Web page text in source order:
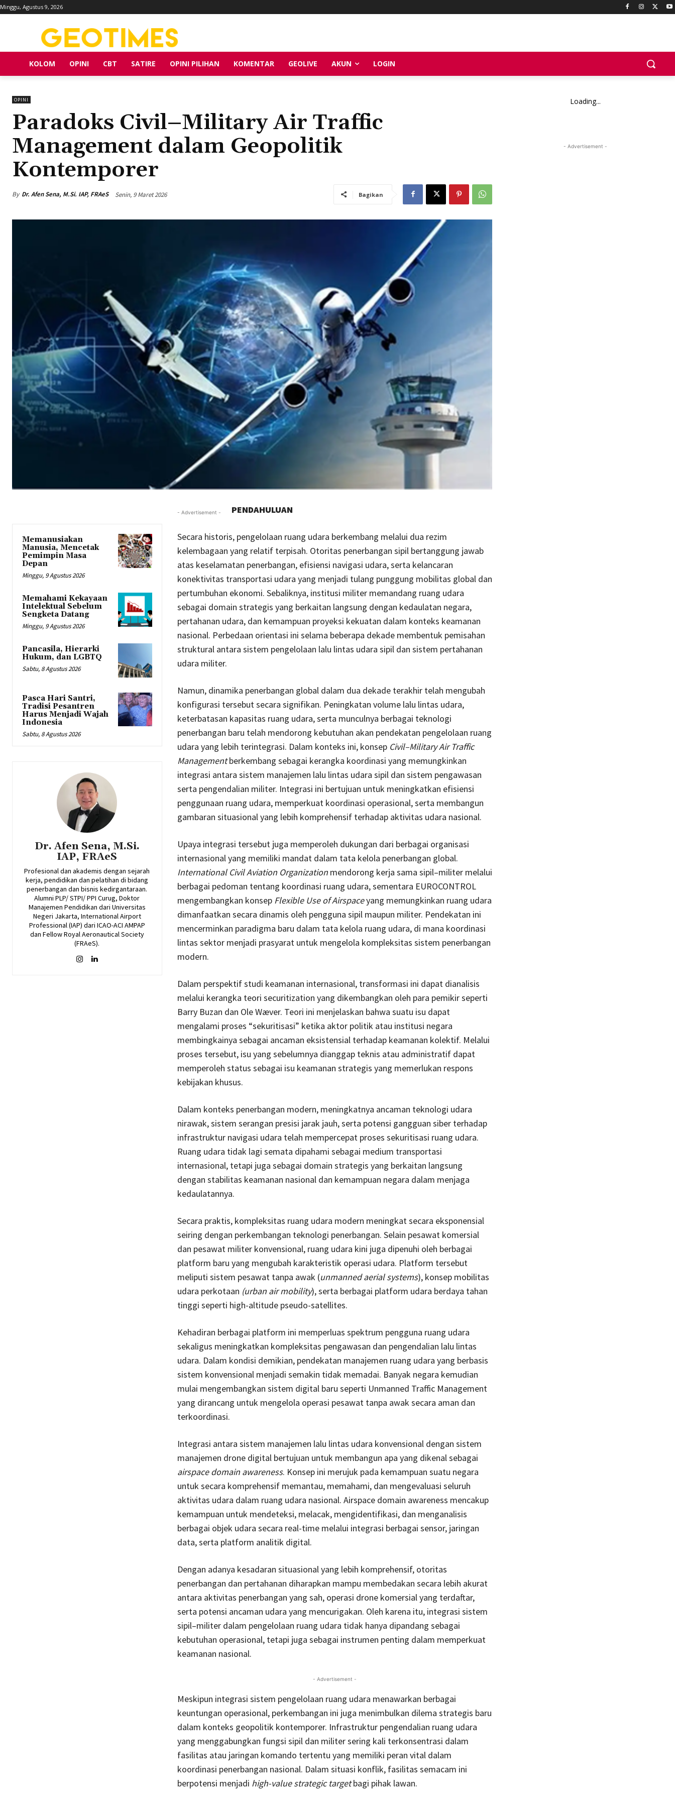
Minggu, Agustus 9, 2026
KOLOM OPINI CBT SATIRE OPINI PILIHAN KOMENTAR GEOLIVE AKUN LOGIN
OPINI
Paradoks Civil–Military Air Traffic
Management dalam Geopolitik
Kontemporer
By Dr. Afen Sena, M.Si. IAP, FRAeS Senin, 9 Maret 2026 Bagikan
Memanusiakan
Manusia, Mencetak
Pemimpin Masa
Depan
Minggu, 9 Agustus 2026
Memahami Kekayaan
Intelektual Sebelum
Sengketa Datang
Minggu, 9 Agustus 2026
Pancasila, Hierarki
Hukum, dan LGBTQ
Sabtu, 8 Agustus 2026
Pasca Hari Santri,
Tradisi Pesantren
Harus Menjadi Wajah
Indonesia
Sabtu, 8 Agustus 2026
Dr. Afen Sena, M.Si.
IAP, FRAeS
Profesional dan akademis dengan sejarah
kerja, pendidikan dan pelatihan di bidang
penerbangan dan bisnis kedirgantaraan.
Alumni PLP/ STPI/ PPI Curug, Doktor
Manajemen Pendidikan dari Universitas
Negeri Jakarta, International Airport
Professional (IAP) dari ICAO-ACI AMPAP
dan Fellow Royal Aeronautical Society
(FRAeS).
- Advertisement - PENDAHULUAN
Secara historis, pengelolaan ruang udara berkembang melalui dua rezim
kelembagaan yang relatif terpisah. Otoritas penerbangan sipil bertanggung jawab
atas keselamatan penerbangan, efisiensi navigasi udara, serta kelancaran
konektivitas transportasi udara yang menjadi tulang punggung mobilitas global dan
pertumbuhan ekonomi. Sebaliknya, institusi militer memandang ruang udara
sebagai domain strategis yang berkaitan langsung dengan kedaulatan negara,
pertahanan udara, dan kemampuan proyeksi kekuatan dalam konteks keamanan
nasional. Perbedaan orientasi ini selama beberapa dekade membentuk pemisahan
struktural antara sistem pengelolaan lalu lintas udara sipil dan sistem pertahanan
udara militer.
Namun, dinamika penerbangan global dalam dua dekade terakhir telah mengubah
konfigurasi tersebut secara signifikan. Peningkatan volume lalu lintas udara,
keterbatasan kapasitas ruang udara, serta munculnya berbagai teknologi
penerbangan baru telah mendorong kebutuhan akan pendekatan pengelolaan ruang
udara yang lebih terintegrasi. Dalam konteks ini, konsep Civil–Military Air Traffic
Managementberkembang sebagai kerangka koordinasi yang memungkinkan
integrasi antara sistem manajemen lalu lintas udara sipil dan sistem pengawasan
serta pengendalian militer. Integrasi ini bertujuan untuk meningkatkan efisiensi
penggunaan ruang udara, memperkuat koordinasi operasional, serta membangun
gambaran situasional yang lebih komprehensif terhadap aktivitas udara nasional.
Upaya integrasi tersebut juga memperoleh dukungan dari berbagai organisasi
internasional yang memiliki mandat dalam tata kelola penerbangan global.
International Civil Aviation Organizationmendorong kerja sama sipil–militer melalui
berbagai pedoman tentang koordinasi ruang udara, sementara EUROCONTROL
mengembangkan konsep Flexible Use of Airspaceyang memungkinkan ruang udara
dimanfaatkan secara dinamis oleh pengguna sipil maupun militer. Pendekatan ini
mencerminkan paradigma baru dalam tata kelola ruang udara, di mana koordinasi
lintas sektor menjadi prasyarat untuk mengelola kompleksitas sistem penerbangan
modern.
Dalam perspektif studi keamanan internasional, transformasi ini dapat dianalisis
melalui kerangka teori securitization yang dikembangkan oleh para pemikir seperti
Barry Buzan dan Ole Wæver. Teori ini menjelaskan bahwa suatu isu dapat
mengalami proses “sekuritisasi” ketika aktor politik atau institusi negara
membingkainya sebagai ancaman eksistensial terhadap keamanan kolektif. Melalui
proses tersebut, isu yang sebelumnya dianggap teknis atau administratif dapat
memperoleh status sebagai isu keamanan strategis yang memerlukan respons
kebijakan khusus.
Dalam konteks penerbangan modern, meningkatnya ancaman teknologi udara
nirawak, sistem serangan presisi jarak jauh, serta potensi gangguan siber terhadap
infrastruktur navigasi udara telah mempercepat proses sekuritisasi ruang udara.
Ruang udara tidak lagi semata dipahami sebagai medium transportasi
internasional, tetapi juga sebagai domain strategis yang berkaitan langsung
dengan stabilitas keamanan nasional dan kemampuan negara dalam menjaga
kedaulatannya.
Secara praktis, kompleksitas ruang udara modern meningkat secara eksponensial
seiring dengan perkembangan teknologi penerbangan. Selain pesawat komersial
dan pesawat militer konvensional, ruang udara kini juga dipenuhi oleh berbagai
platform baru yang mengubah karakteristik operasi udara. Platform tersebut
meliputi sistem pesawat tanpa awak (unmanned aerial systems), konsep mobilitas
udara perkotaan (urban air mobility), serta berbagai platform udara berdaya tahan
tinggi seperti high-altitude pseudo-satellites.
Kehadiran berbagai platform ini memperluas spektrum pengguna ruang udara
sekaligus meningkatkan kompleksitas pengawasan dan pengendalian lalu lintas
udara. Dalam kondisi demikian, pendekatan manajemen ruang udara yang berbasis
sistem konvensional menjadi semakin tidak memadai. Banyak negara kemudian
mulai mengembangkan sistem digital baru seperti Unmanned Traffic Management
yang dirancang untuk mengelola operasi pesawat tanpa awak secara aman dan
terkoordinasi.
Integrasi antara sistem manajemen lalu lintas udara konvensional dengan sistem
manajemen drone digital bertujuan untuk membangun apa yang dikenal sebagai
airspace domain awareness. Konsep ini merujuk pada kemampuan suatu negara
untuk secara komprehensif memantau, memahami, dan mengevaluasi seluruh
aktivitas udara dalam ruang udara nasional. Airspace domain awareness mencakup
kemampuan untuk mendeteksi, melacak, mengidentifikasi, dan menganalisis
berbagai objek udara secara real-time melalui integrasi berbagai sensor, jaringan
data, serta platform analitik digital.
Dengan adanya kesadaran situasional yang lebih komprehensif, otoritas
penerbangan dan pertahanan diharapkan mampu membedakan secara lebih akurat
antara aktivitas penerbangan yang sah, operasi drone komersial yang terdaftar,
serta potensi ancaman udara yang mencurigakan. Oleh karena itu, integrasi sistem
sipil–militer dalam pengelolaan ruang udara tidak hanya dipandang sebagai
kebutuhan operasional, tetapi juga sebagai instrumen penting dalam memperkuat
keamanan nasional.
- Advertisement -
Meskipun integrasi sistem pengelolaan ruang udara menawarkan berbagai
keuntungan operasional, perkembangan ini juga menimbulkan dilema strategis baru
dalam konteks geopolitik kontemporer. Infrastruktur pengendalian ruang udara
yang menggabungkan fungsi sipil dan militer sering kali terkonsentrasi dalam
fasilitas atau jaringan komando tertentu yang memiliki peran vital dalam
koordinasi penerbangan nasional. Dalam situasi konflik, fasilitas semacam ini
berpotensi menjadi high-value strategic targetbagi pihak lawan.
Loading...
- Advertisement -